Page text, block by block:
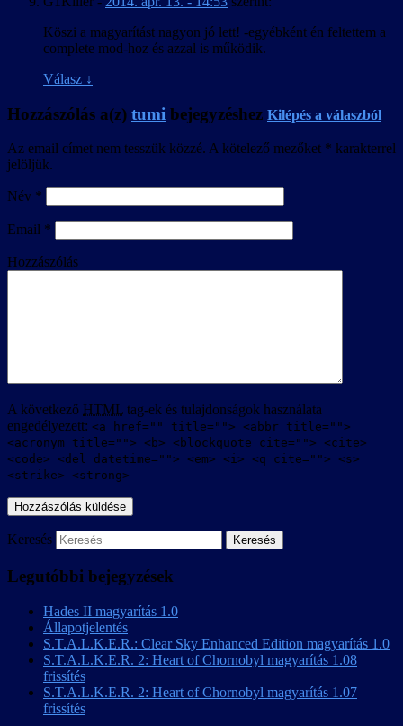
Köszi a magyarítást nagyon jó lett! -egyébként én feltettem a
complete mod-hoz és azzal is működik.
Válasz ↓
Hozzászólás a(z) tumi bejegyzéshez Kilépés a válaszból
Az email címet nem tesszük közzé. A kötelező mezőket * karakterrel
jelöljük.
Név *
Email *
Hozzászólás
A következő HTML tag-ek és tulajdonságok használata
engedélyezett: <a href="" title=""> <abbr title="">
<acronym title=""> <b> <blockquote cite=""> <cite>
<code> <del datetime=""> <em> <i> <q cite=""> <s>
<strike> <strong>
Keresés
Legutóbbi bejegyzések
Hades II magyarítás 1.0
Állapotjelentés
S.T.A.L.K.E.R.: Clear Sky Enhanced Edition magyarítás 1.0
S.T.A.L.K.E.R. 2: Heart of Chornobyl magyarítás 1.08
frissítés
S.T.A.L.K.E.R. 2: Heart of Chornobyl magyarítás 1.07
frissítés